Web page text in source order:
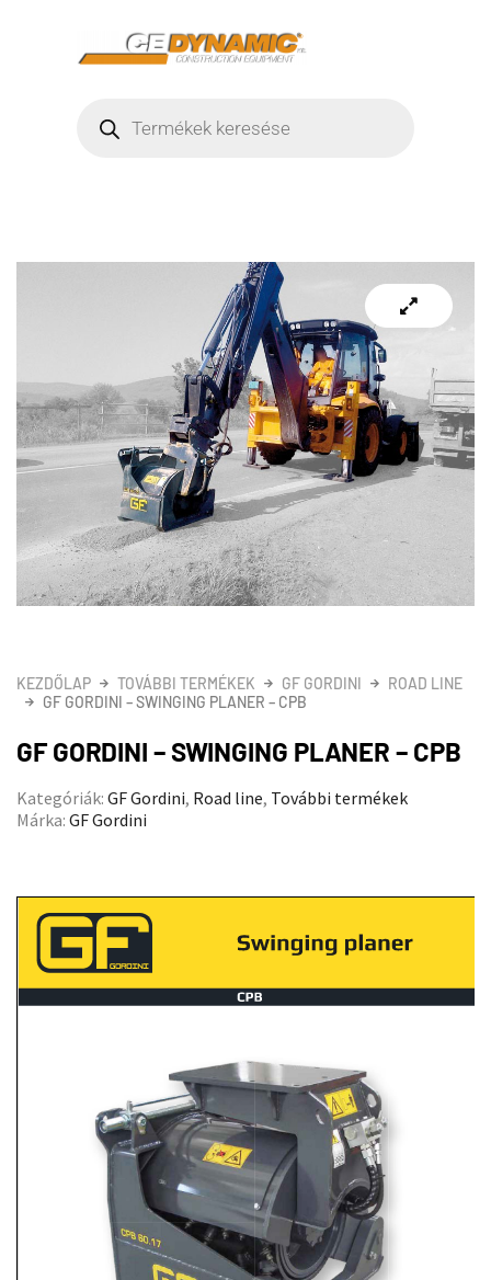
KEZDŐLAP TOVÁBBI TERMÉKEK GF GORDINI
ROAD LINE
GF GORDINI – SWINGING PLANER – CPB
GF GORDINI – SWINGING PLANER – CPB
Kategóriák: GF Gordini, Road line, További termékek
Márka: GF Gordini